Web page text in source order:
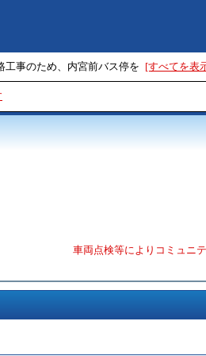
工事のため、内宮前バス停を [すべてを表
車両点検等によりコミュニ